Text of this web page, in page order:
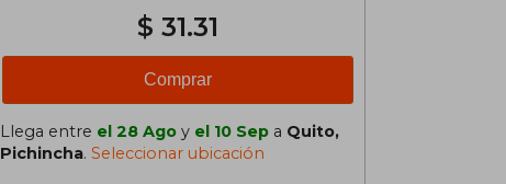
$ 31.31
Comprar
Llega entre el 28 Ago y el 10 Sep a Quito,
Pichincha. Seleccionar ubicación